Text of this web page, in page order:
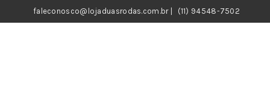
faleconosco@lojaduasrodas.com.br| (11) 94548-7502